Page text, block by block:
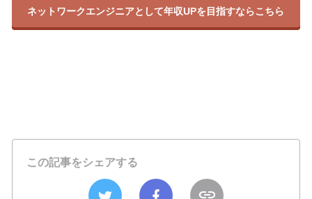
ネットワークエンジニアとして年収UPを目指すならこちら
この記事をシェアする